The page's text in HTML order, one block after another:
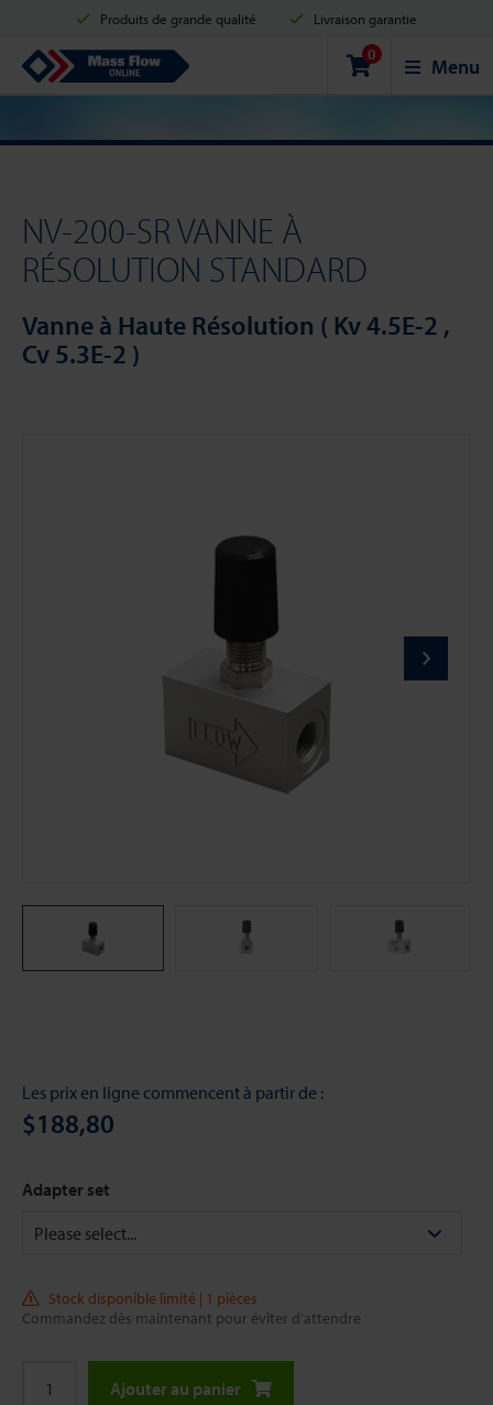
Produits de grande qualité Livraison garantie
Expédition en 2 jours ouvrés Achats sécurisés
Options de paiement: Carte de crédit, PayPal ou Virement bancaire.
Mass Flow Online 0 Menu
NV-200-SR VANNE À
RÉSOLUTION STANDARD
Vanne à Haute Résolution ( Kv 4.5E-2 ,
Cv 5.3E-2 )
Les prix en ligne commencent à partir de :
$188,80
Adapter set
Stock disponible limité | 1 pièces
Commandez dès maintenant pour éviter d'attendre
Ajouter au panier